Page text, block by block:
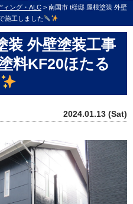
ィング・ALC > 南国市 t様邸 屋根塗装 外壁
施工しました
装 外壁塗装工事
料KF20ほたる
2024.01.13 (Sat)